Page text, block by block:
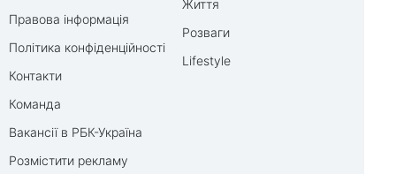
Правова інформація
Політика конфіденційності
Контакти
Команда
Вакансії в РБК-Україна
Розмістити рекламу
Життя
Розваги
Lifestyle